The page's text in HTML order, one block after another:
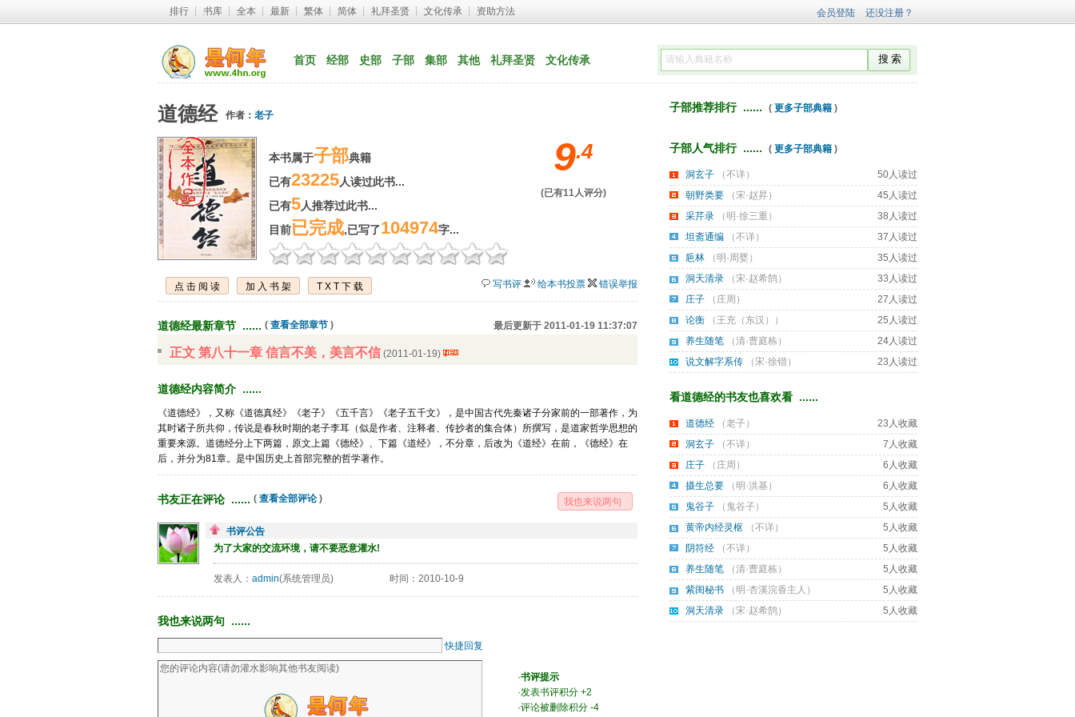
排行 ┊ 书库 ┊ 全本 ┊ 最新 ┊ 繁体 ┊ 简体 ┊ 礼拜圣贤 ┊ 文化传承 ┊ 资助方法
首页 经部 史部 子部 集部 其他 礼拜圣贤 文化传承
道德经 作者： 老子
本书属于子部典籍
已有23225人读过此书...
已有5人推荐过此书...
目前已完成,已写了104974字...
9.4
(已有11 人评分)
点击阅读 加入书架 TXT下载 写书评 给本书投票 错误举报
道德经最新章节 ...... ( 查看全部章节 ) 最后更新于 2011-01-19 11:37:07
正文 第八十一章 信言不美，美言不信 (2011-01-19)
道德经内容简介 ......
《道德经》，又称《道德真经》《老子》《五千言》《老子五千文》，是中国古代先秦诸子分家前的一部著作，为
其时诸子所共仰，传说是春秋时期的老子李耳（似是作者、注释者、传抄者的集合体）所撰写，是道家哲学思想的
重要来源。道德经分上下两篇，原文上篇《德经》、下篇《道经》，不分章，后改为《道经》在前，《德经》在
后，并分为81章。是中国历史上首部完整的哲学著作。
书友正在评论 ...... ( 查看全部评论) 我也来说两句
书评公告
为了大家的交流环境，请不要恶意灌水!
发表人： admin(系统管理员) 时间：2010-10-9
我也来说两句 ......
快捷回复
·书评提示
·发表书评积分 +2
·评论被删除积分 -4
子部推荐排行 ...... ( 更多子部典籍 )
子部人气排行 ...... ( 更多子部典籍 )
洞玄子 （不详）
50人读过
朝野类要 （ 宋·赵昇）
45人读过
采芹录 （ 明·徐三重）
38人读过
坦斋通编 （不详）
37人读过
巵林 （ 明·周婴 ）
35人读过
洞天清录 （ 宋·赵希鹄）
33人读过
庄子 （ 庄周 ）
27人读过
论衡 （ 王充（东汉） ）
25人读过
养生随笔 （清·曹庭栋 ）
24人读过
说文解字系传 （ 宋·徐锴） 23人读过
看道德经的书友也喜欢看 ......
道德经 （ 老子）
23人收藏
洞玄子 （不详）
7人收藏
庄子 （ 庄周 ）
6人收藏
摄生总要 （ 明·洪基 ）
6人收藏
鬼谷子 （ 鬼谷子）
5人收藏
黄帝内经灵枢 （不详）
5人收藏
阴符经 （不详）
5人收藏
养生随笔 （清·曹庭栋 ）
5人收藏
紫闺秘书 （ 明·杏溪浣香主人 ）
5人收藏
洞天清录 （ 宋·赵希鹄） 5人收藏